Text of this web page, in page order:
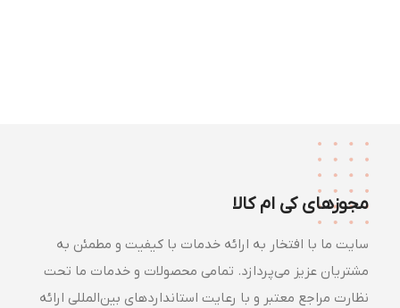
مجوزهای کی ام کالا
سایت ما با افتخار به ارائه خدمات با کیفیت و مطمئن به
مشتریان عزیز می‌پردازد. تمامی محصولات و خدمات ما تحت
نظارت مراجع معتبر و با رعایت استانداردهای بین‌المللی ارائه